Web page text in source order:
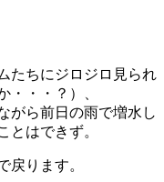
たちにジロジロ見られ
・・・？）、
がら前日の雨で増水し
とはできず。
戻ります。